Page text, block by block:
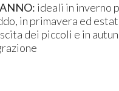
ideali in inverno
in primavera ed
dei piccoli e in